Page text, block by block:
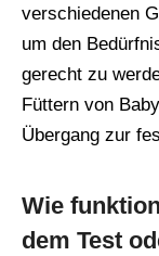
verschiedenen
um den
gerecht zu
Füttern von
Übergang zur
Wie
dem Test